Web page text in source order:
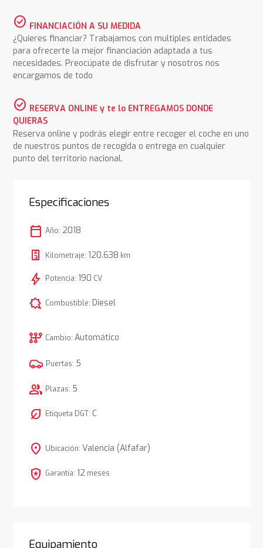
check_circle FINANCIACIÓN A SU MEDIDA
¿Quieres financiar? Trabajamos con multiples entidades
para ofrecerte la mejor financiación adaptada a tus
necesidades. Preocúpate de disfrutar y nosotros nos
encargamos de todo
check_circle RESERVA ONLINE y te lo ENTREGAMOS DONDE
QUIERAS
Reserva online y podrás elegir entre recoger el coche en uno
de nuestros puntos de recogida o entrega en cualquier
punto del territorio nacional.
Especificaciones
calendar_today Año: 2018
Kilometraje: 120.638 km
bolt Potencia: 190 CV
comic_bubble Combustible: Diesel
auto_transmission Cambio: Automático
Puertas: 5
group Plazas: 5
nest_eco_leaf Etiqueta DGT: C
location_on Ubicación: Valencia (Alfafar)
local_police Garantía: 12 meses
Equipamiento